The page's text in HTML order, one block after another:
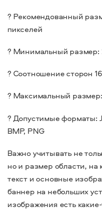
? Рекомендованный
пикселей
? Минимальный размер:
? Соотношение сторон
? Максимальный
?Допустимые форматы:
BMP, PNG
Важно учитывать не
но и размер области, на
текст и основные
баннер на небольших
изображения есть